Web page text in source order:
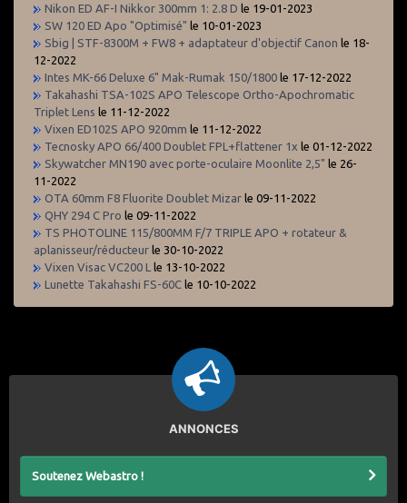
Nikon ED AF-I Nikkor 300mm 1: 2.8 D le 19-01-2023
SW 120 ED Apo "Optimisé" le 10-01-2023
Sbig | STF-8300M + FW8 + adaptateur d'objectif Canon le 18-
12-2022
Intes MK-66 Deluxe 6" Mak-Rumak 150/1800 le 17-12-2022
Takahashi TSA-102S APO Telescope Ortho-Apochromatic
Triplet Lens le 11-12-2022
Vixen ED102S APO 920mm le 11-12-2022
Tecnosky APO 66/400 Doublet FPL+flattener 1x le 01-12-2022
Skywatcher MN190 avec porte-oculaire Moonlite 2,5" le 26-
11-2022
OTA 60mm F8 Fluorite Doublet Mizar le 09-11-2022
QHY 294 C Pro le 09-11-2022
TS PHOTOLINE 115/800MM F/7 TRIPLE APO + rotateur &
aplanisseur/réducteur le 30-10-2022
Vixen Visac VC200 L le 13-10-2022
Lunette Takahashi FS-60C le 10-10-2022
ANNONCES
Soutenez Webastro !